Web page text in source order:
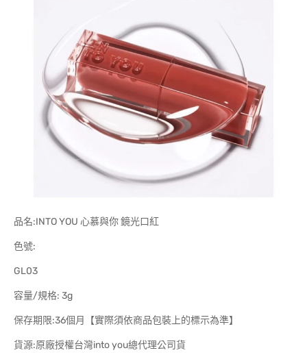
品名:INTO YOU 心慕與你 鏡光口紅
色號:
GL03
容量/規格: 3g
保存期限:36個月【實際須依商品包裝上的標示為準】
貨源:原廠授權台灣into you總代理公司貨